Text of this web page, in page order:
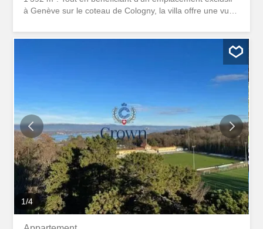
à Genève sur le coteau de Cologny, la villa offre une vue
pour profiter de la beauté de Genève. Au rez-de-
Présence également d'une chambre d'invités ou d'un
Le rez-inférieur, quant à lui, abrite un appartement et
plusieurs chambres. La villa est dotée des meilleures
technologies en matière de domotique et de sécurité,
garantissant confort et tranquillité d'esprit. Cette propriété
exceptionnelle offre luxe et...
1/4